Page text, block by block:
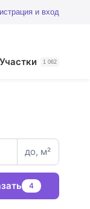
и вход
Участки 1 062
до, м²
4